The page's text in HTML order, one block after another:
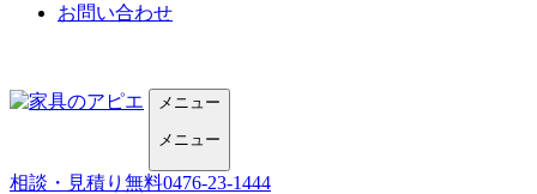
お問い合わせ
メニュー
メニュー
相談・見積り無料0476-23-1444